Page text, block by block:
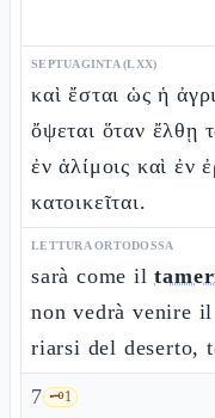
SEPTUAGINTA (LXX)
καὶ ἔσται ὡς ἡ
ὄψεται ὅταν ἔλθῃ
ἐν ἁλίμοις καὶ ἐν
κατοικεῖται.
LETTURA ORTODOSSA
sarà come il
non vedrà venire
riarsi del deserto,
7 🗝️1